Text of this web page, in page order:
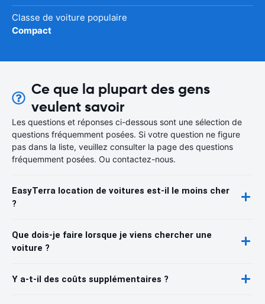
Classe de voiture populaire
Compact
Ce que la plupart des gens
veulent savoir
Les questions et réponses ci-dessous sont une sélection de
questions fréquemment posées. Si votre question ne figure
pas dans la liste, veuillez consulter la page des questions
fréquemment posées. Ou contactez-nous.
EasyTerra location de voitures est-il le moins cher
?
Que dois-je faire lorsque je viens chercher une
voiture ?
Y a-t-il des coûts supplémentaires ?